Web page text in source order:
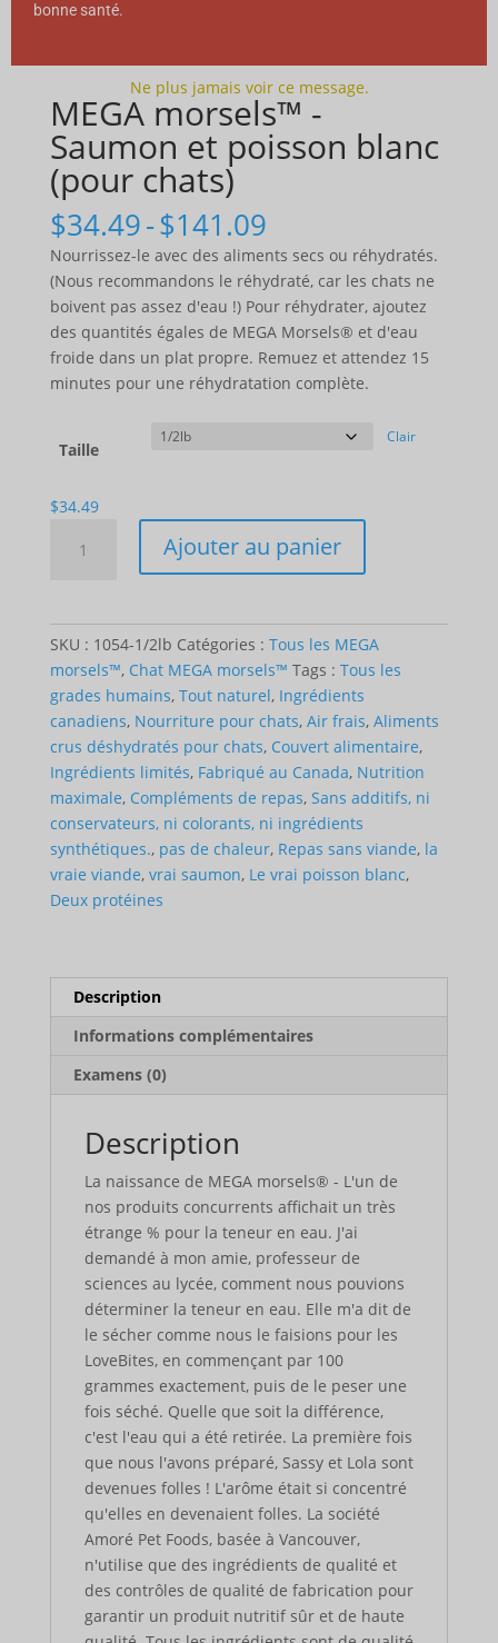
MEGA morsels™ -
Saumon et poisson blanc
(pour chats)
$34.49-$141.09Gamme
de
prix
:
$34.49
à
$141.09
Nourrissez-le avec des aliments secs ou réhydratés.
(Nous recommandons le réhydraté, car les chats ne
boivent pas assez d'eau !) Pour réhydrater, ajoutez
des quantités égales de MEGA Morsels® et d'eau
froide dans un plat propre. Remuez et attendez 15
minutes pour une réhydratation complète.
Taille
Clair
$34.49
MEGA
Whitefish
(for
Ajouter au panier
SKU : 1054-1/2lb Catégories : Tous les MEGA
morsels™, Chat MEGA morsels™ Tags : Tous les
grades humains, Tout naturel, Ingrédients
canadiens, Nourriture pour chats, Air frais, Aliments
crus déshydratés pour chats, Couvert alimentaire,
Ingrédients limités, Fabriqué au Canada, Nutrition
maximale, Compléments de repas, Sans additifs, ni
conservateurs, ni colorants, ni ingrédients
synthétiques., pas de chaleur, Repas sans viande, la
vraie viande, vrai saumon, Le vrai poisson blanc,
Deux protéines
Description
Informations complémentaires
Examens (0)
Description
La naissance de MEGA morsels® - L'un de
nos produits concurrents affichait un très
étrange % pour la teneur en eau. J'ai
demandé à mon amie, professeur de
sciences au lycée, comment nous pouvions
déterminer la teneur en eau. Elle m'a dit de
le sécher comme nous le faisions pour les
LoveBites, en commençant par 100
grammes exactement, puis de le peser une
fois séché. Quelle que soit la différence,
c'est l'eau qui a été retirée. La première fois
que nous l'avons préparé, Sassy et Lola sont
devenues folles ! L'arôme était si concentré
qu'elles en devenaient folles. La société
Amoré Pet Foods, basée à Vancouver,
n'utilise que des ingrédients de qualité et
des contrôles de qualité de fabrication pour
garantir un produit nutritif sûr et de haute
bonne santé.
Ne plus jamais voir ce message.